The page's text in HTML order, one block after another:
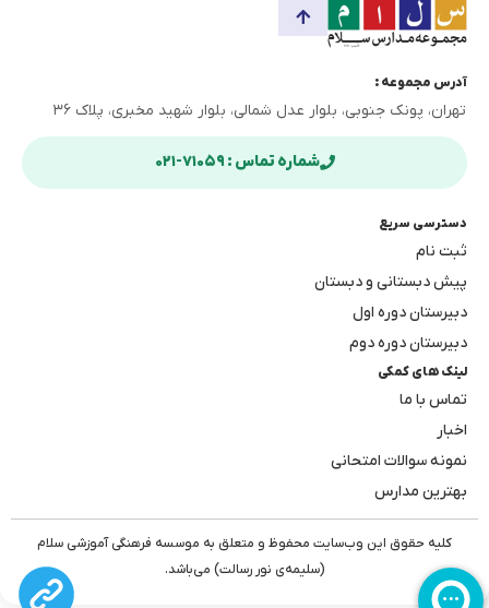
آدرس مجموعه :
تهران، پونک جنوبی، بلوار عدل شمالی، بلوار شهید مخبری، پلاک ۳۶
شماره تماس : ۷۱۰۵۹-۰۲۱
دسترسی سریع
ثبت نام
پیش دبستانی و دبستان
دبیرستان دوره اول
دبیرستان دوره دوم
لینک های کمکی
تماس با ما
اخبار
نمونه سوالات امتحانی
بهترین مدارس
کلیه حقوق این وب‌سایت محفوظ و متعلق به موسسه فرهنگی آموزشی سلام
(سلیمه‌ی نور رسالت) می‌باشد.